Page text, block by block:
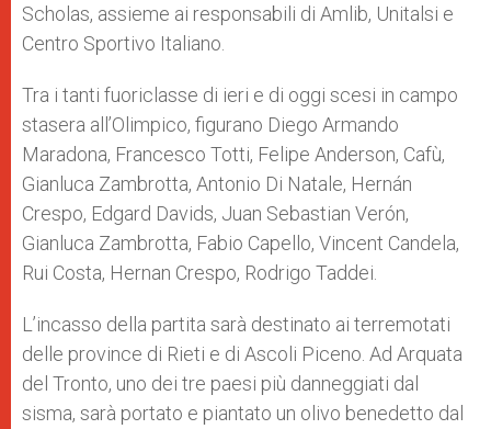
Scholas, assieme ai responsabili di Amlib, Unitalsi e
Centro Sportivo Italiano.
Tra i tanti fuoriclasse di ieri e di oggi scesi in campo
stasera all’Olimpico, figurano Diego Armando
Maradona, Francesco Totti, Felipe Anderson, Cafù,
Gianluca Zambrotta, Antonio Di Natale, Hernán
Crespo, Edgard Davids, Juan Sebastian Verón,
Gianluca Zambrotta, Fabio Capello, Vincent Candela,
Rui Costa, Hernan Crespo, Rodrigo Taddei.
L’incasso della partita sarà destinato ai terremotati
delle province di Rieti e di Ascoli Piceno. Ad Arquata
del Tronto, uno dei tre paesi più danneggiati dal
sisma, sarà portato e piantato un olivo benedetto dal